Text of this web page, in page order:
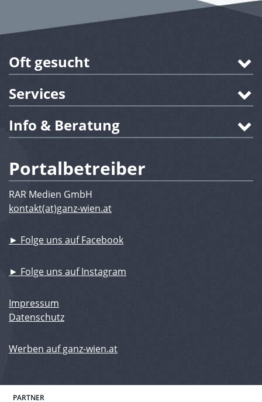
Oft gesucht
Services
Info & Beratung
Portalbetreiber
RAR Medien GmbH
kontakt(at)ganz-wien.at
► Folge uns auf Facebook
► Folge uns auf Instagram
Impressum
Datenschutz
Werben auf ganz-wien.at
PARTNER